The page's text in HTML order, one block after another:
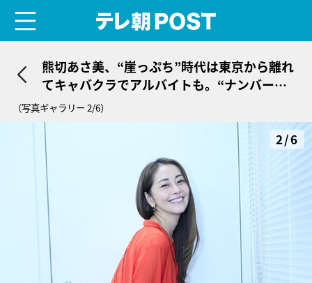
熊切あさ美、“崖っぷち”時代は東京から離れ
てキャバクラでアルバイトも。“ナンバー
1”も経験「小さなお店だったんです」
（写真ギャラリー 2/6）
2/6